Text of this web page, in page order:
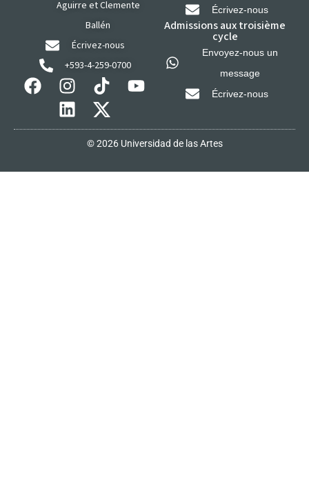
Aguirre et Clemente
Ballén
Écrivez-nous
+593-4-259-0700
Écrivez-nous
Admissions aux troisième
cycle
Envoyez-nous un
message
Écrivez-nous
© 2026 Universidad de las Artes